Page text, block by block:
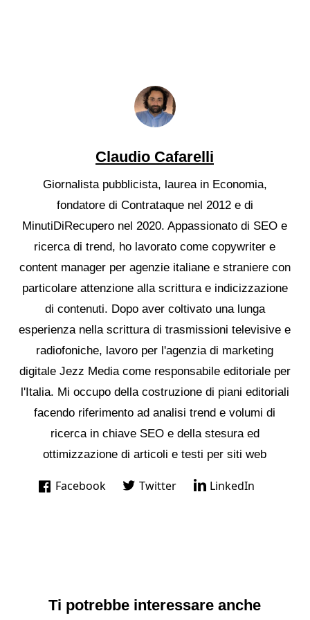
Claudio Cafarelli
Giornalista pubblicista, laurea in Economia,
fondatore di Contrataque nel 2012 e di
MinutiDiRecupero nel 2020. Appassionato di SEO e
ricerca di trend, ho lavorato come copywriter e
content manager per agenzie italiane e straniere con
particolare attenzione alla scrittura e indicizzazione
di contenuti. Dopo aver coltivato una lunga
esperienza nella scrittura di trasmissioni televisive e
radiofoniche, lavoro per l'agenzia di marketing
digitale Jezz Media come responsabile editoriale per
l'Italia. Mi occupo della costruzione di piani editoriali
facendo riferimento ad analisi trend e volumi di
ricerca in chiave SEO e della stesura ed
ottimizzazione di articoli e testi per siti web
Facebook Twitter LinkedIn
Ti potrebbe interessare anche